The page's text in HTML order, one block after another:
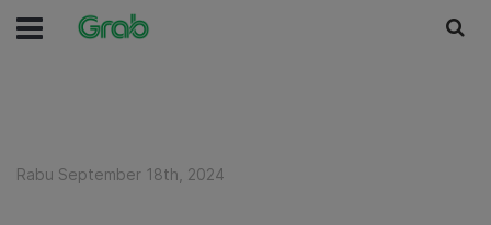
Rabu September 18th, 2024